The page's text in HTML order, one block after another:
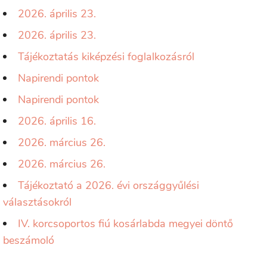
2026. április 23.
2026. április 23.
Tájékoztatás kiképzési foglalkozásról
Napirendi pontok
Napirendi pontok
2026. április 16.
2026. március 26.
2026. március 26.
Tájékoztató a 2026. évi országgyűlési
választásokról
IV. korcsoportos fiú kosárlabda megyei döntő
beszámoló